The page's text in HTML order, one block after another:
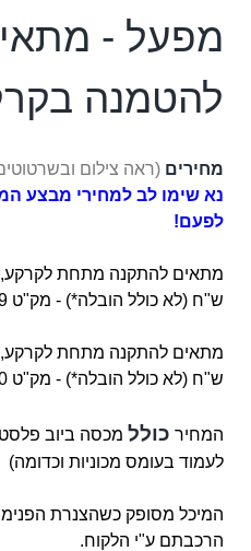
מפעל -
להטמנה
מחירים (ראה צילום
נא שימו לב למחירי מבצע
לפעם!
מתאים להתקנה מתחת לקרקע,
ש"ח (לא כולל הובלה*) - מק"ט 80674959
מתאים להתקנה מתחת לקרקע,
ש"ח (לא כולל הובלה*) - מק"ט 80674960
המחיר כולל
לעמוד בעומס מכוניות וכדומה)
המיכל מסופק כשהצנרת
הרכבתם ע"י הלקוח.